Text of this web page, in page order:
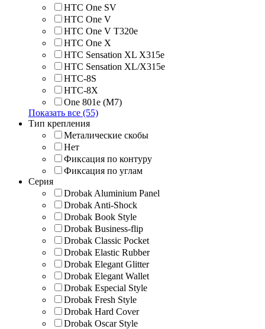
HTC One SV
HTC One V
HTC One V T320e
HTC One X
HTC Sensation XL X315e
HTC Sensation XL/X315e
HTC-8S
HTC-8X
One 801e (M7)
Показать все (55)
Тип крепления
Металические скобы
Нет
Фиксация по контуру
Фиксация по углам
Серия
Drobak Aluminium Panel
Drobak Anti-Shock
Drobak Book Style
Drobak Business-flip
Drobak Classic Pocket
Drobak Elastic Rubber
Drobak Elegant Glitter
Drobak Elegant Wallet
Drobak Especial Style
Drobak Fresh Style
Drobak Hard Cover
Drobak Oscar Style